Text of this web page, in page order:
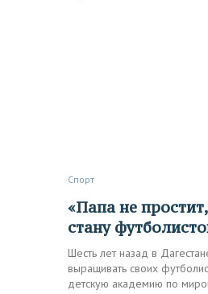
Спорт
«Папа не простит, если я не
стану
Шесть лет назад в
выращивать своих
детскую академию по